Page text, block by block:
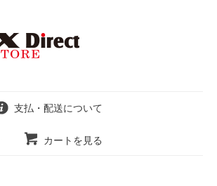
支払・配送について
カートを見る